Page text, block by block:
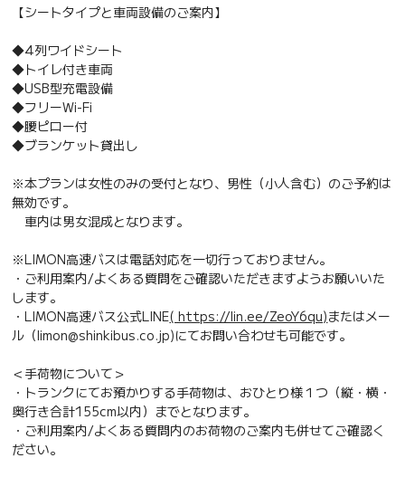
【シートタイプと車両設備のご案内】
◆4列ワイドシート
◆トイレ付き車両
◆USB型充電設備
◆フリーWi-Fi
◆腰ピロー付
◆ブランケット貸出し
※本プランは女性のみの受付となり、男性（小人含む）のご予約は
無効です。
車内は男女混成となります。
※LIMON高速バスは電話対応を一切行っておりません。
・ご利用案内/よくある質問をご確認いただきますようお願いいた
します。
・LIMON高速バス公式LINE( https://lin.ee/ZeoY6qu)またはメー
ル（limon@shinkibus.co.jp)にてお問い合わせも可能です。
＜手荷物について＞
・トランクにてお預かりする手荷物は、おひとり様１つ（縦・横・
奥行き合計155cm以内）までとなります。
・ご利用案内/よくある質問内のお荷物のご案内も併せてご確認く
ださい。